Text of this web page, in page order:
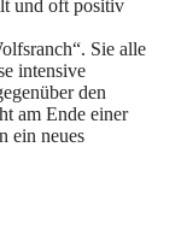
und oft positiv
Sie alle
intensive
den
am Ende einer
ein neues